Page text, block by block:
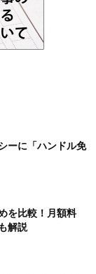
ーに「ハンドル免
を比較！月額料
解説